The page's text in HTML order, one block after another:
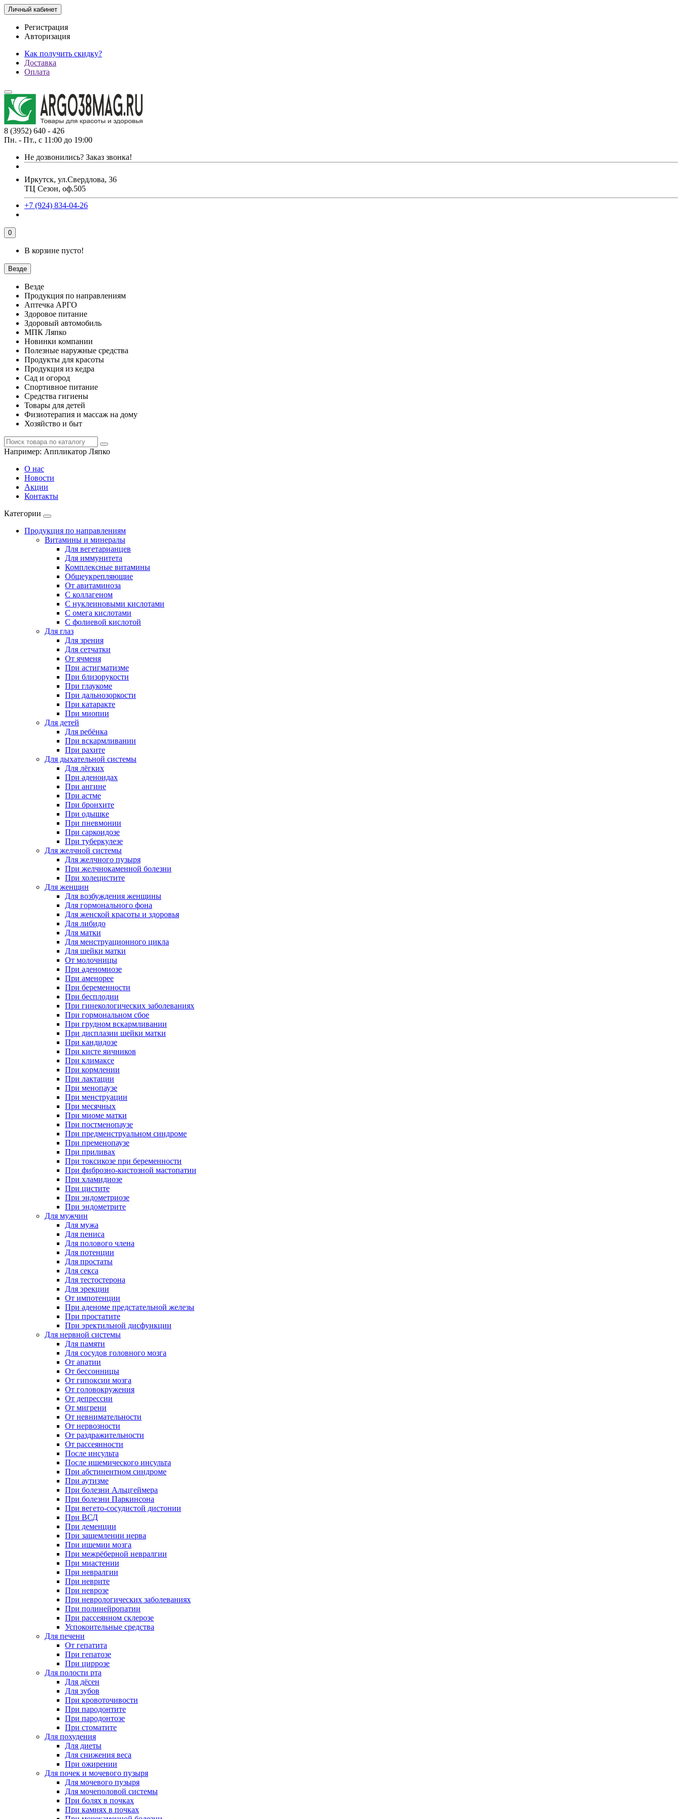
Личный кабинет
Регистрация
Авторизация
Как получить скидку?
Доставка
Оплата
8 (3952) 640 - 426
Пн. - Пт., с 11:00 до 19:00
Не дозвонились? Заказ звонка!
Иркутск, ул.Свердлова, 36
ТЦ Сезон, оф.505
+7 (924) 834-04-26
0
В корзине пусто!
Везде
Везде
Продукция по направлениям
Аптечка АРГО
Здоровое питание
Здоровый автомобиль
МПК Ляпко
Новинки компании
Полезные наружные средства
Продукты для красоты
Продукция из кедра
Сад и огород
Спортивное питание
Средства гигиены
Товары для детей
Физиотерапия и массаж на дому
Хозяйство и быт
Например: Аппликатор Ляпко
О нас
Новости
Акции
Контакты
Категории
Продукция по направлениям
Витамины и минералы
Для вегетарианцев
Для иммунитета
Комплексные витамины
Общеукрепляющие
От авитаминоза
С коллагеном
С нуклеиновыми кислотами
С омега кислотами
С фолиевой кислотой
Для глаз
Для зрения
Для сетчатки
От ячменя
При астигматизме
При близорукости
При глаукоме
При дальнозоркости
При катаракте
При миопии
Для детей
Для ребёнка
При вскармливании
При рахите
Для дыхательной системы
Для лёгких
При аденоидах
При ангине
При астме
При бронхите
При одышке
При пневмонии
При саркоидозе
При туберкулезе
Для желчной системы
Для желчного пузыря
При желчнокаменной болезни
При холецистите
Для женщин
Для возбуждения женщины
Для гормонального фона
Для женской красоты и здоровья
Для либидо
Для матки
Для менструационного цикла
Для шейки матки
От молочницы
При аденомиозе
При аменорее
При беременности
При бесплодии
При гинекологических заболеваниях
При гормональном сбое
При грудном вскармливании
При дисплазии шейки матки
При кандидозе
При кисте яичников
При климаксе
При кормлении
При лактации
При менопаузе
При менструации
При месячных
При миоме матки
При постменопаузе
При предменструальном синдроме
При пременопаузе
При приливах
При токсикозе при беременности
При фиброзно-кистозной мастопатии
При хламидиозе
При цистите
При эндометриозе
При эндометрите
Для мужчин
Для мужа
Для пениса
Для полового члена
Для потенции
Для простаты
Для секса
Для тестостерона
Для эрекции
От импотенции
При аденоме предстательной железы
При простатите
При эректильной дисфункции
Для нервной системы
Для памяти
Для сосудов головного мозга
От апатии
От бессонницы
От гипоксии мозга
От головокружения
От депрессии
От мигрени
От невнимательности
От нервозности
От раздражительности
От рассеянности
После инсульта
После ишемического инсульта
При абстинентном синдроме
При аутизме
При болезни Альцгеймера
При болезни Паркинсона
При вегето-сосудистой дистонии
При ВСД
При деменции
При защемлении нерва
При ишемии мозга
При межрёберной невралгии
При миастении
При невралгии
При неврите
При неврозе
При неврологических заболеваниях
При полинейропатии
При рассеянном склерозе
Успокоительные средства
Для печени
От гепатита
При гепатозе
При циррозе
Для полости рта
Для дёсен
Для зубов
При кровоточивости
При пародонтите
При пародонтозе
При стоматите
Для похудения
Для диеты
Для снижения веса
При ожирении
Для почек и мочевого пузыря
Для мочевого пузыря
Для мочеполовой системы
При болях в почках
При камнях в почках